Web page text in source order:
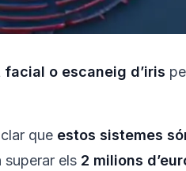
o escaneig d’iris
que estos sistemes
superar els 2 milions